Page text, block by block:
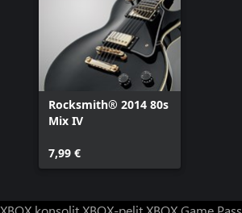
Rocksmith® 2014 80s
Mix IV
7,99 €